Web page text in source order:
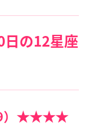
の12星座
）★★★★